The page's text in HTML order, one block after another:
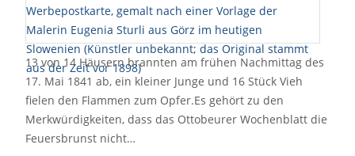
13 von 14 Häusern brannten am frühen Nachmittag des
17. Mai 1841 ab, ein kleiner Junge und 16 Stück Vieh
fielen den Flammen zum Opfer.Es gehört zu den
Merkwürdigkeiten, dass das Ottobeurer Wochenblatt die
Feuersbrunst nicht…